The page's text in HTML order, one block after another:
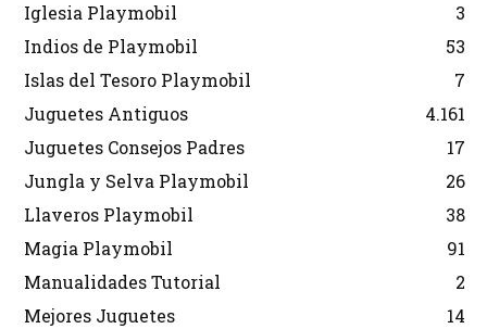
Iglesia Playmobil
3
Indios de Playmobil
53
Islas del Tesoro Playmobil
7
Juguetes Antiguos
4.161
Juguetes Consejos Padres
17
Jungla y Selva Playmobil
26
Llaveros Playmobil
38
Magia Playmobil
91
Manualidades Tutorial
2
Mejores Juguetes
14